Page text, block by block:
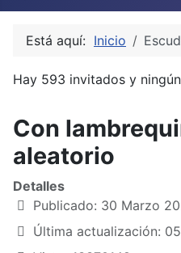
Está aquí: Inicio
Hay 593 invitados y
Con
aleatorio
Detalles
Publicado: 30 Marzo
Última actualización: